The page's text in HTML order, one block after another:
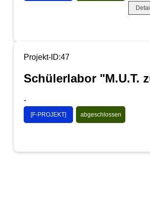
Projekt-ID:47
Schülerlabor "M.U.T.
-
[F-PROJEKT] abgeschlossen